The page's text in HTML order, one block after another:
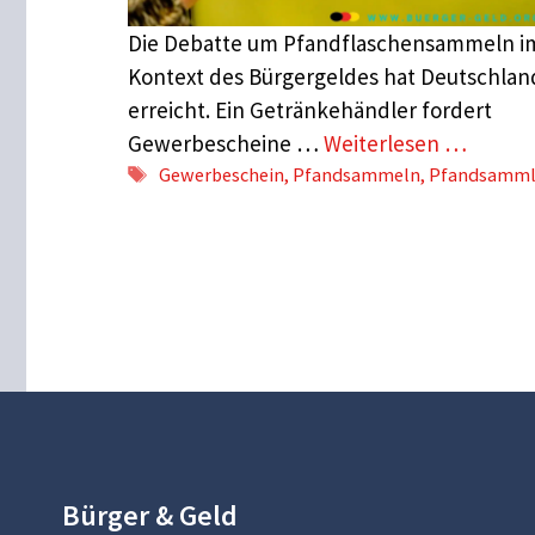
Die Debatte um Pfandflaschensammeln
Kontext des Bürgergeldes hat
erreicht. Ein Getränkehändler fordert
Gewerbescheine … Weiterlesen …
Schlagwörter
Gewerbeschein, Pfandsammeln,
Bürger & Geld